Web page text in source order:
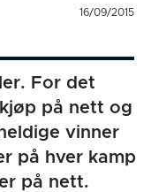
16/09/2015
For det
på nett og
vinner
på hver kamp
på nett.